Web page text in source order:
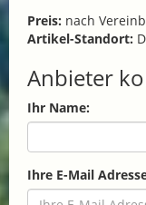
Preis: nach
Artikel-Standort:
Anbieter
Ihr Name:
Ihre E-Mail